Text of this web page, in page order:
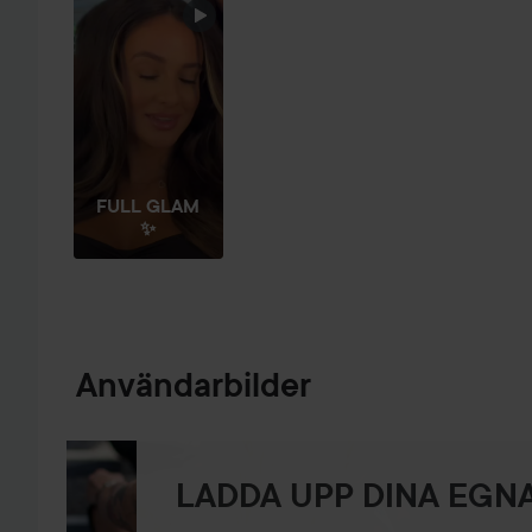
FULL GLAM
✨
Användarbilder
LADDA UPP DINA